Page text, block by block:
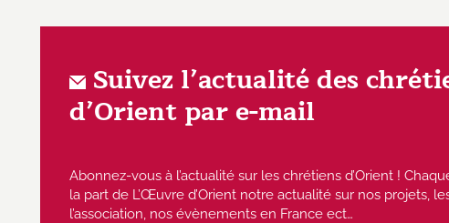
Suivez l’actualité des
d’Orient par e-mail
Abonnez-vous à l’actualité sur les chrétiens d’Orient !
la part de L’Œuvre d’Orient notre actualité sur nos projets,
l’association, nos évènements en France ect…